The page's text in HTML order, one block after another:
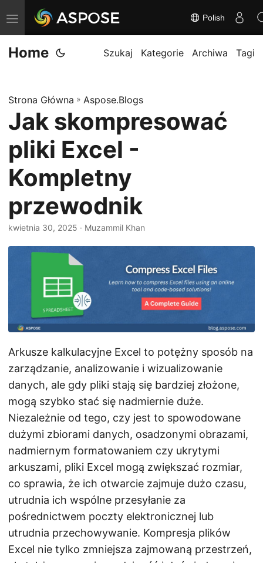
P
r
z
ą
n
a
w
i
g
a
Polish
Home Szukaj Kategorie Archiwa Tagi
Strona Główna » Aspose.Blogs
Jak skompresować
pliki Excel -
Kompletny
przewodnik
kwietnia 30, 2025 · Muzammil Khan
Arkusze kalkulacyjne Excel to potężny sposób na
zarządzanie, analizowanie i wizualizowanie
danych, ale gdy pliki stają się bardziej złożone,
mogą szybko stać się nadmiernie duże.
Niezależnie od tego, czy jest to spowodowane
dużymi zbiorami danych, osadzonymi obrazami,
nadmiernym formatowaniem czy ukrytymi
arkuszami, pliki Excel mogą zwiększać rozmiar,
co sprawia, że ich otwarcie zajmuje dużo czasu,
utrudnia ich wspólne przesyłanie za
pośrednictwem poczty elektronicznej lub
utrudnia przechowywanie. Kompresja plików
Excel nie tylko zmniejsza zajmowaną przestrzeń,